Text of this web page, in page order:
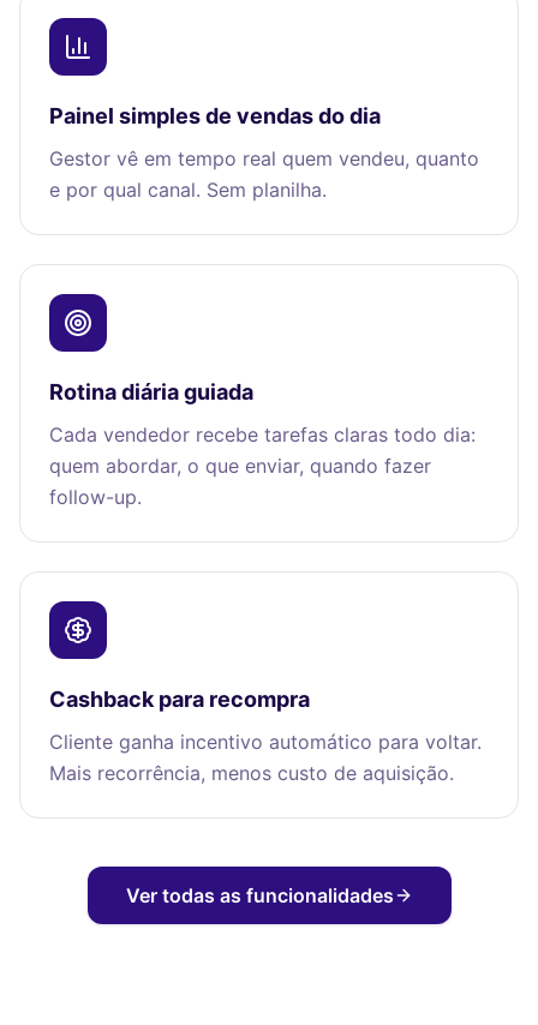
Painel simples de vendas do dia
Gestor vê em tempo real quem vendeu, quanto
e por qual canal. Sem planilha.
Rotina diária guiada
Cada vendedor recebe tarefas claras todo dia:
quem abordar, o que enviar, quando fazer
follow-up.
Cashback para recompra
Cliente ganha incentivo automático para voltar.
Mais recorrência, menos custo de aquisição.
Ver todas as funcionalidades